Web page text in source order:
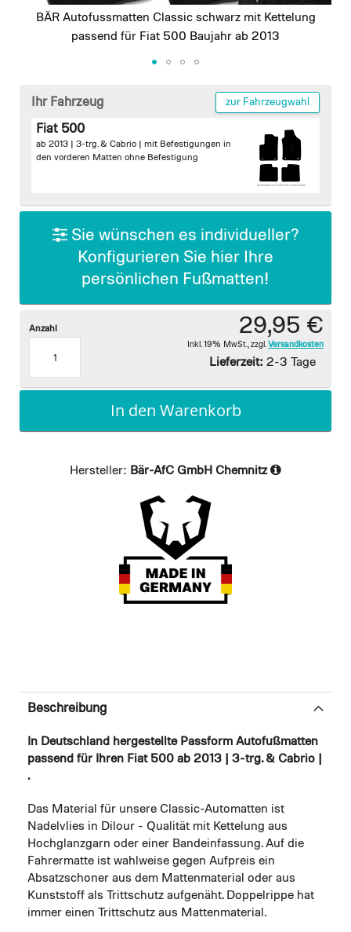
BÄR Autofussmatten Classic schwarz mit Kettelung
passend für Fiat 500 Baujahr ab 2013
beginning
gallery
Ihr Fahrzeug zur Fahrzeugwahl
Fiat 500
ab 2013 | 3-trg. & Cabrio | mit Befestigungen in
den vorderen Matten ohne Befestigung
Sie wünschen es individueller?
Konfigurieren Sie hier Ihre
persönlichen Fußmatten!
29,95 €
Inkl. 19% MwSt. zzgl. Versandkosten
Lieferzeit: 2-3 Tage
Anzahl
In den Warenkorb
Hersteller: Bär-AfC GmbH Chemnitz
Beschreibung
In Deutschland hergestellte Passform Autofußmatten
passend für Ihren Fiat 500 ab 2013 | 3-trg. & Cabrio |
.
Das Material für unsere Classic-Automatten ist
Nadelvlies in Dilour - Qualität mit Kettelung aus
Hochglanzgarn oder einer Bandeinfassung. Auf die
Fahrermatte ist wahlweise gegen Aufpreis ein
Absatzschoner aus dem Mattenmaterial oder aus
Kunststoff als Trittschutz aufgenäht. Doppelrippe hat
immer einen Trittschutz aus Mattenmaterial.